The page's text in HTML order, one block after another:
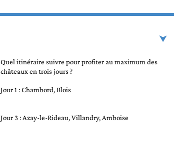
Quel itinéraire suivre pour profiter au maximum des
châteaux en trois jours ?
Jour 1 : Chambord, Blois
Jour 3 : Azay-le-Rideau, Villandry, Amboise